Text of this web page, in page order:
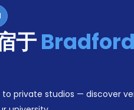
于Bradford
private studios — discover